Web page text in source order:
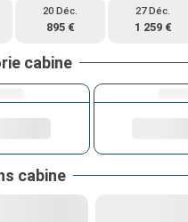
20 Déc.
895 €
27 Déc.
1 259 €
cabine
cabine